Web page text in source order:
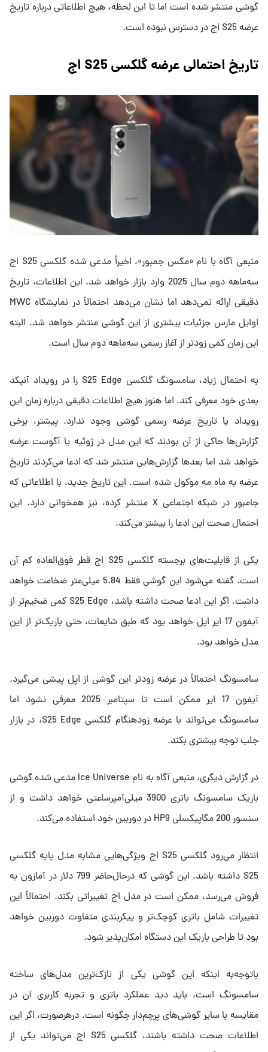
گوشی منتشر شده است اما تا این لحظه، هیچ اطلاعاتی درباره تاریخ
عرضه S25 اج در دسترس نبوده است.
تاریخ احتمالی عرضه گلکسی S25 اج
منبعی آگاه با نام «مکس جمبور»، اخیراً مدعی شده گلکسی S25 اج
سه‌ماهه دوم سال 2025 وارد بازار خواهد شد. این اطلاعات، تاریخ
دقیقی ارائه نمی‌دهد اما نشان می‌دهد احتمالاً در نمایشگاه MWC
اوایل مارس جزئیات بیشتری از این گوشی منتشر خواهد شد. البته
این زمان کمی زودتر از آغاز رسمی سه‌ماهه دوم سال است.
به‌ احتمال زیاد، سامسونگ گلکسی S25 Edge را در رویداد آنپکد
بعدی خود معرفی کند. اما هنوز هیچ اطلاعات دقیقی درباره زمان این
رویداد یا تاریخ عرضه رسمی گوشی وجود ندارد. پیشتر، برخی
گزارش‌ها حاکی از آن بودند که این مدل در ژوئیه یا آگوست عرضه
خواهد شد اما بعدها گزارش‌هایی منتشر شد که ادعا می‌کردند تاریخ
عرضه به ماه مه موکول شده است. این تاریخ جدید، با اطلاعاتی که
جامبور در شبکه اجتماعی X منتشر کرده، نیز همخوانی دارد. این
احتمال صحت این ادعا را بیشتر می‌کند.
یکی از قابلیت‌های برجسته گلکسی S25 اج قطر فوق‌العاده کم آن
است. گفته می‌شود این گوشی فقط 5.84 میلی‌متر ضخامت خواهد
داشت. اگر این ادعا صحت داشته باشد، S25 Edge کمی ضخیم‌تر از
آیفون 17 ایر اپل خواهد بود که طبق شایعات، حتی باریک‌تر از این
مدل خواهد بود.
سامسونگ احتمالاً در عرضه زودتر این گوشی از اپل پیشی می‌گیرد.
آیفون 17 ایر ممکن است تا سپتامبر 2025 معرفی نشود اما
سامسونگ می‌تواند با عرضه زودهنگام گلکسی S25 Edge، در بازار
جلب توجه بیشتری بکند.
در گزارش دیگری، منبعی آگاه به‌ نام Ice Universe مدعی شده گوشی
باریک سامسونگ باتری 3900 میلی‌آمپرساعتی خواهد داشت و از
سنسور 200 مگاپیکسلی HP9 در دوربین خود استفاده می‌کند.
انتظار می‌رود گلکسی S25 اج ویژگی‌هایی مشابه مدل پایه گلکسی
S25 داشته باشد. این گوشی که درحال‌حاضر 799 دلار در آمازون به
فروش می‌رسد، ممکن است در مدل اج تغییراتی بکند. احتمالاً این
تغییرات شامل باتری کوچک‌تر و پیکربندی متفاوت دوربین خواهد
بود تا طراحی باریک این دستگاه امکان‌پذیر شود.
باتوجه‌به اینکه این گوشی یکی از نازک‌ترین مدل‌های ساخته‌
سامسونگ است، باید دید عملکرد باتری و تجربه کاربری آن در
مقایسه با سایر گوشی‌های پرچم‌دار چگونه است. درهرصورت، اگر این
اطلاعات صحت داشته باشند، گلکسی S25 اج می‌تواند یکی از